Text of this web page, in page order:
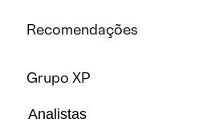
Recomendações
Grupo XP
Analistas